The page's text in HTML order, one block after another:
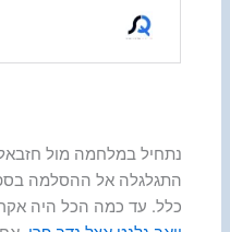
נתחיל במלחמה מול
התגלגלה אל ההסלמה
כלל. עד כמה הכל היה